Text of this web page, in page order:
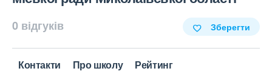
0 відгуків Зберегти
Контакти Про школу Рейтинг